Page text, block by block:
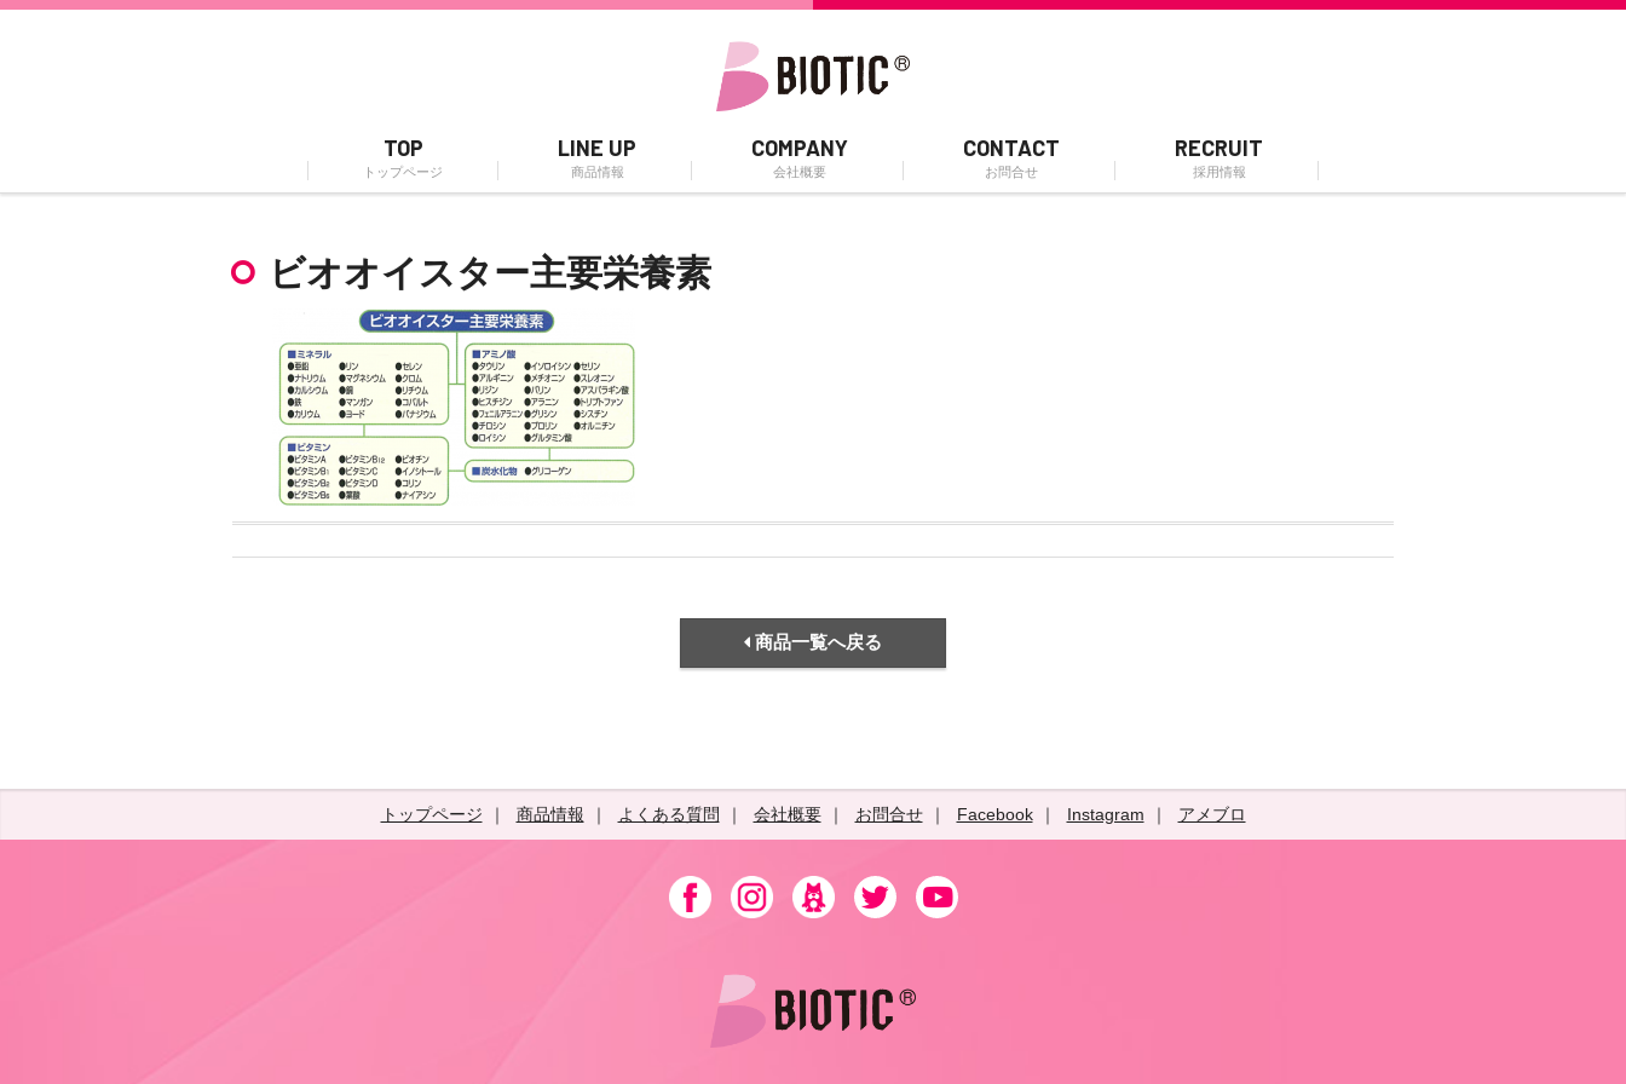
TOP
トップページ
LINE UP
商品情報
COMPANY
会社概要
CONTACT
お問合せ
RECRUIT
採用情報
ビオオイスター主要栄養素
商品一覧へ戻る
トップページ 商品情報 よくある質問 会社概要 お問合せ Facebook Instagram アメブロ